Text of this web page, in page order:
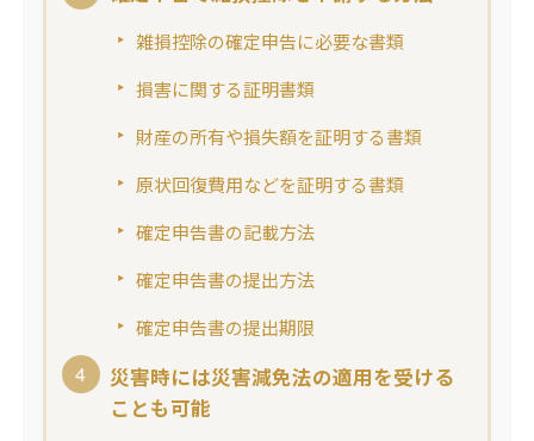
雑損控除の確定申告に必要な書類
損害に関する証明書類
財産の所有や損失額を証明する書類
原状回復費用などを証明する書類
確定申告書の記載方法
確定申告書の提出方法
確定申告書の提出期限
災害時には災害減免法の適用を受ける
ことも可能